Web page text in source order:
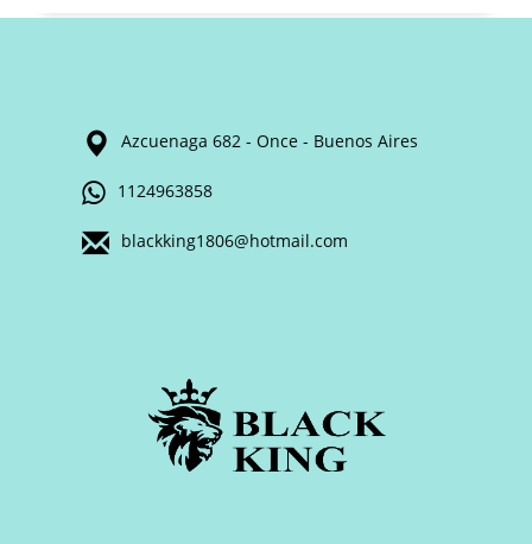
Azcuenaga 682 - Once - Buenos Aires
1124963858
blackking1806@hotmail.com